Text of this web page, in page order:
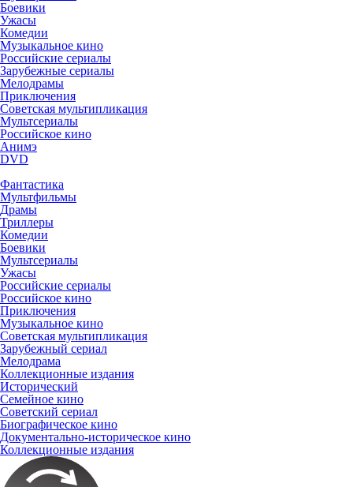
Боевики
Ужасы
Комедии
Музыкальное кино
Российские сериалы
Зарубежные сериалы
Мелодрамы
Приключения
Советская мультипликация
Мультсериалы
Российское кино
Анимэ
DVD
Фантастика
Мультфильмы
Драмы
Триллеры
Комедии
Боевики
Мультсериалы
Ужасы
Российские сериалы
Российское кино
Приключения
Музыкальное кино
Советская мультипликация
Зарубежный сериал
Мелодрама
Коллекционные издания
Исторический
Семейное кино
Советский сериал
Биографическое кино
Документально-историческое кино
Коллекционные издания